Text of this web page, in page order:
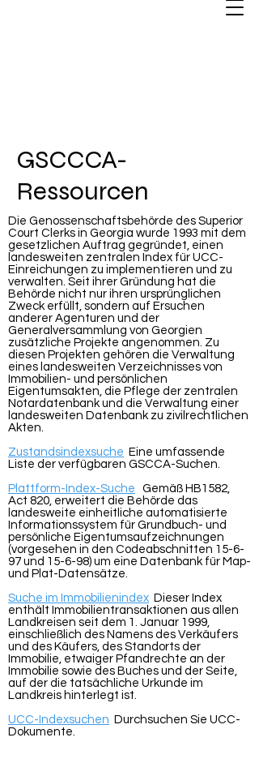
GSCCCA-
Ressourcen
Die Genossenschaftsbehörde des Superior
Court Clerks in Georgia wurde 1993 mit dem
gesetzlichen Auftrag gegründet, einen
landesweiten zentralen Index für UCC-
Einreichungen zu implementieren und zu
verwalten. Seit ihrer Gründung hat die
Behörde nicht nur ihren ursprünglichen
Zweck erfüllt, sondern auf Ersuchen
anderer Agenturen und der
Generalversammlung von Georgien
zusätzliche Projekte angenommen. Zu
diesen Projekten gehören die Verwaltung
eines landesweiten Verzeichnisses von
Immobilien- und persönlichen
Eigentumsakten, die Pflege der zentralen
Notardatenbank und die Verwaltung einer
landesweiten Datenbank zu zivilrechtlichen
Akten.
Zustandsindexsuche Eine umfassende
Liste der verfügbaren GSCCA-Suchen.
Plattform-Index-Suche Gemäß HB1582,
Act 820, erweitert die Behörde das
landesweite einheitliche automatisierte
Informationssystem für Grundbuch- und
persönliche Eigentumsaufzeichnungen
(vorgesehen in den Codeabschnitten 15-6-
97 und 15-6-98) um eine Datenbank für Map-
und Plat-Datensätze.
Suche im Immobilienindex Dieser Index
enthält Immobilientransaktionen aus allen
Landkreisen seit dem 1. Januar 1999,
einschließlich des Namens des Verkäufers
und des Käufers, des Standorts der
Immobilie, etwaiger Pfandrechte an der
Immobilie sowie des Buches und der Seite,
auf der die tatsächliche Urkunde im
Landkreis hinterlegt ist.
UCC-Indexsuchen Durchsuchen Sie UCC-
Dokumente.